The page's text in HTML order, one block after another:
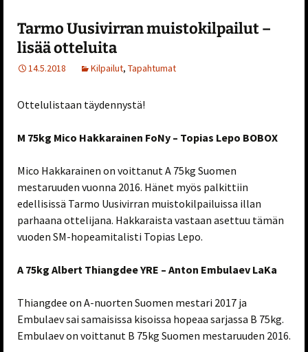
Tarmo Uusivirran muistokilpailut –
lisää otteluita
14.5.2018 Kilpailut, Tapahtumat
Ottelulistaan täydennystä!
M 75kg Mico Hakkarainen FoNy – Topias Lepo BOBOX
Mico Hakkarainen on voittanut A 75kg Suomen
mestaruuden vuonna 2016. Hänet myös palkittiin
edellisissä Tarmo Uusivirran muistokilpailuissa illan
parhaana ottelijana. Hakkaraista vastaan asettuu tämän
vuoden SM-hopeamitalisti Topias Lepo.
A 75kg Albert Thiangdee YRE – Anton Embulaev LaKa
Thiangdee on A-nuorten Suomen mestari 2017 ja
Embulaev sai samaisissa kisoissa hopeaa sarjassa B 75kg.
Embulaev on voittanut B 75kg Suomen mestaruuden 2016.